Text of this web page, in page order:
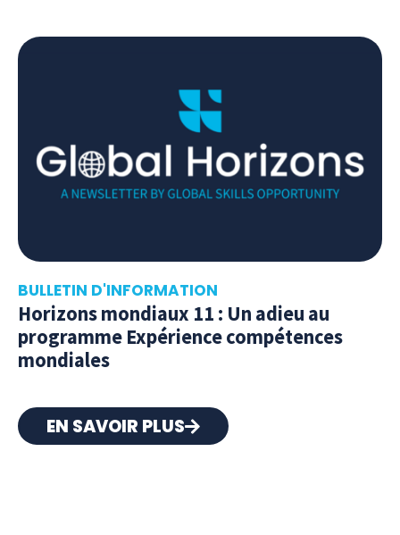
BULLETIN D'INFORMATION
Horizons mondiaux 11 : Un adieu au
programme Expérience compétences
mondiales
EN SAVOIR PLUS